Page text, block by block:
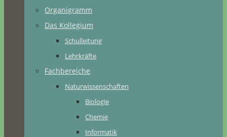
Organigramm
Das Kollegium
Schulleitung
Lehrkräfte
Fachbereiche
Naturwissenschaften
Biologie
Chemie
Informatik